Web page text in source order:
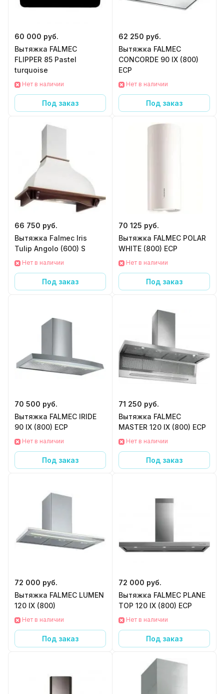
60 000 руб.
Вытяжка FALMEC
FLIPPER 85 Pastel
turquoise
Нет в наличии
Под заказ
62 250 руб.
Вытяжка FALMEC
CONCORDE 90 IX (800)
ECP
Нет в наличии
Под заказ
66 750 руб.
Вытяжка Falmec Iris
Tulip Angolo (600) S
Нет в наличии
Под заказ
70 125 руб.
Вытяжка FALMEC POLAR
WHITE (800) ECP
Нет в наличии
Под заказ
70 500 руб.
Вытяжка FALMEC IRIDE
90 IX (800) ECP
Нет в наличии
Под заказ
71 250 руб.
Вытяжка FALMEC
MASTER 120 IX (800) ECP
Нет в наличии
Под заказ
72 000 руб.
Вытяжка FALMEC LUMEN
120 IX (800)
Нет в наличии
Под заказ
72 000 руб.
Вытяжка FALMEC PLANE
TOP 120 IX (800) ECP
Нет в наличии
Под заказ